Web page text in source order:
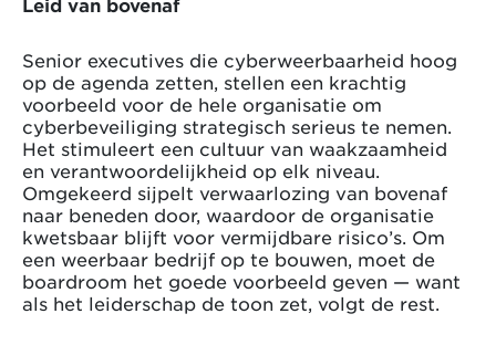
Senior executives die cyberweerbaarheid hoog
op de agenda zetten, stellen een krachtig
voorbeeld voor de hele organisatie om
cyberbeveiliging strategisch serieus te nemen.
Het stimuleert een cultuur van waakzaamheid
en verantwoordelijkheid op elk niveau.
Omgekeerd sijpelt verwaarlozing van bovenaf
naar beneden door, waardoor de organisatie
kwetsbaar blijft voor vermijdbare risico’s. Om
een weerbaar bedrijf op te bouwen, moet de
boardroom het goede voorbeeld geven — want
als het leiderschap de toon zet, volgt de rest.